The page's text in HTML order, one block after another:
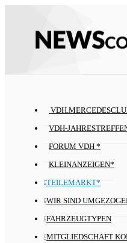
VDH-
FORUM VDH *
KLEINANZEIGEN*
TEILEMARKT*
WIR SIND
FAHRZEUGTYPEN
MITGLIEDSCHAFT